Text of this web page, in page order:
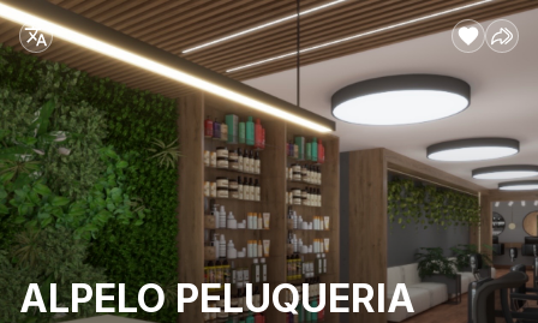
ALPELO PELUQUERIA